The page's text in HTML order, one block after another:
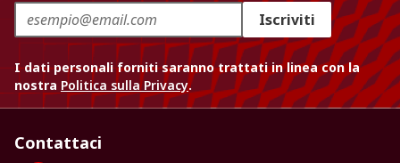
Iscriviti
I dati personali forniti saranno trattati in linea con la
nostra Politica sulla Privacy.
Contattaci